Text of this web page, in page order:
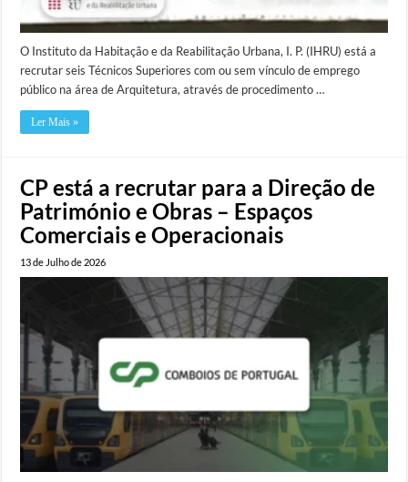
O Instituto da Habitação e da Reabilitação Urbana, I. P. (IHRU) está a
recrutar seis Técnicos Superiores com ou sem vínculo de emprego
público na área de Arquitetura, através de procedimento …
Ler Mais »
CP está a recrutar para a Direção de
Património e Obras – Espaços
Comerciais e Operacionais
13 de Julho de 2026